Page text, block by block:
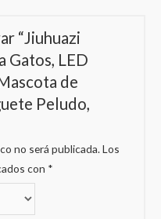
“Jiuhuazi
Gatos, LED
de
Peludo,
no será publicada. Los
con *